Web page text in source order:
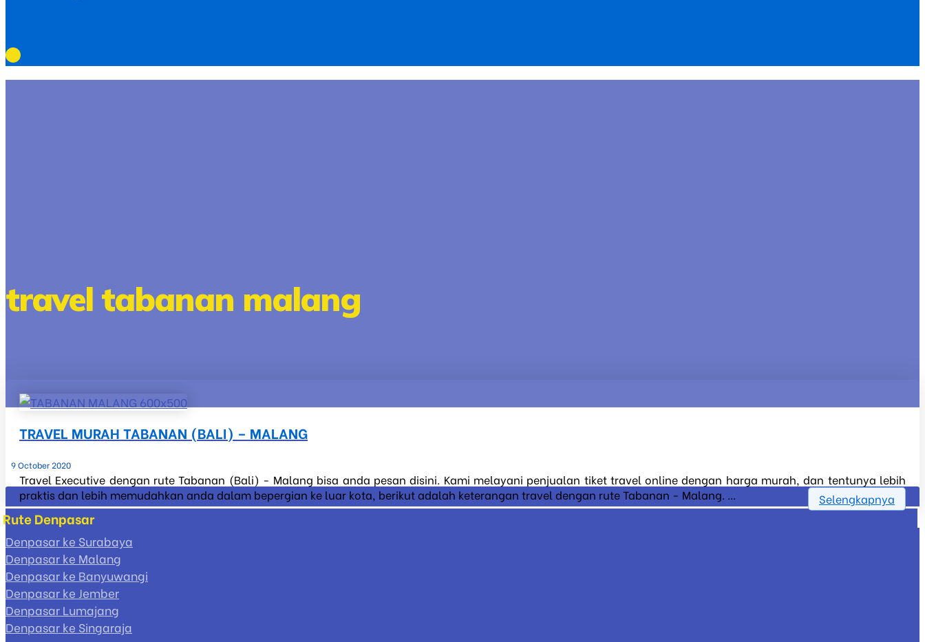
travel tabanan malang
TRAVEL MURAH TABANAN (BALI) – MALANG
9 October 2020
Travel Executive dengan rute Tabanan (Bali) - Malang bisa anda pesan disini. Kami melayani penjualan tiket travel online dengan harga murah, dan tentunya lebih
praktis dan lebih memudahkan anda dalam bepergian ke luar kota, berikut adalah keterangan travel dengan rute Tabanan - Malang. ...
Selengkapnya
Rute Denpasar
Denpasar ke Surabaya
Denpasar ke Malang
Denpasar ke Banyuwangi
Denpasar ke Jember
Denpasar Lumajang
Denpasar ke Singaraja